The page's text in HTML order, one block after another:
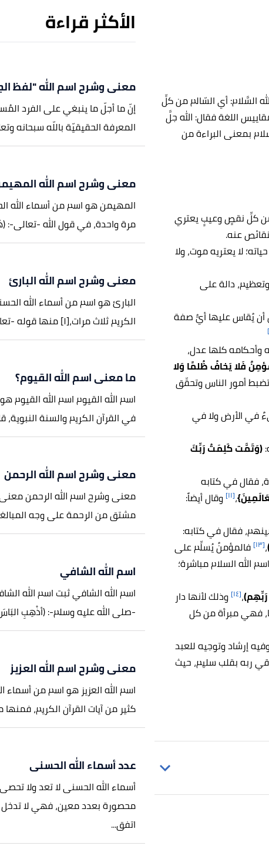
السَّلام: أي السّالم من كلِّ
اللغة فقال: الله جلَّ
بمعنى البراءة من
من كلِّ نقصٍ وعيبٍ يعتري
عنه.
لا يعتريه موت، ولا
دالة على
يُقاس عليها أيُّ صفة
وأحكامه كلها عدل،
فَلا يَخافُ ظُلمًا وَلا
أمور الناس وتحقّق
في الأرض ولا في
(وَتَمَّت كَلِمَتُ رَبِّكَ
فقال في كتابه
،[١١]
وقال أيضاً:
فقال في كتابه:
،[١٣]
فالمؤمنُ يُسلِّم على
الله السلام مباشرة؛
رَبِّهِم)،[١٤]
وذلك لأنها دار
فهي مبرأة من كل
إرشاد وتوجيه للعبد
ربه بقلب سليم، حيث
الصفحة أو
الأكثر قراءة
معنى وشرح ​اسم الله "لفظ
إنّ ما أجلّ ما ينبغي على الفرد
المعرفة الحقيقيّة باللّه سبحانه
معنى وشرح ​اسم الله
المهيمن هو اسم من أسماء الله
مرة واحدة، في قول الله -تعالى-:
معنى وشرح ​اسم الله البارئ
البارئ هو اسم من أسماء الله
الكريم ثلاث مرات،[١] منها قوله -تعالى-: (هُوَ اللَّهُ الْخَالِقُ...
ما معنى اسم الله القيوم؟
اسم الله القيوم اسم الله القيوم
في القرآن الكريم والسنة النبوية،
معنى وشرح اسم الله الرحمن
معنى وشرح اسم الله الرحمن
مشتق من الرحمة على وجه
اسم الله الشافي
اسم الله الشافي ثبت اسم الله
-صلى الله عليه وسلم-: (أذْهِبِ
معنى وشرح ​اسم الله العزيز
اسم الله العزيز هو اسم من
كثير من آيات القرآن الكريم، فمنها
عدد أسماء الله الحسنى
أسماء الله الحسنى لا تعد ولا
اتفق...